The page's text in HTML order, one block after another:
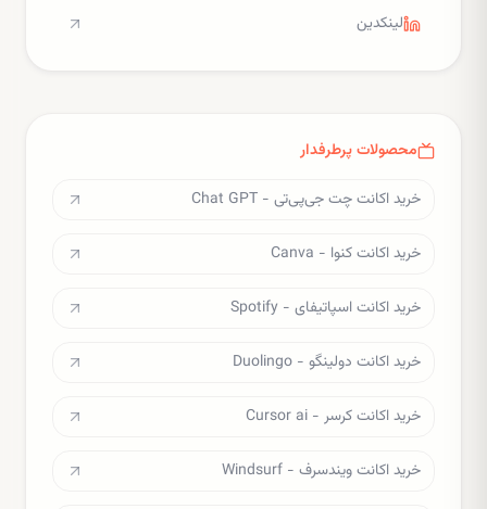
لینکدین
محصولات پرطرفدار
خرید اکانت چت جی‌پی‌تی - Chat GPT
خرید اکانت کنوا - Canva
خرید اکانت اسپاتیفای - Spotify
خرید اکانت دولینگو - Duolingo
خرید اکانت کرسر - Cursor ai
خرید اکانت ویندسرف - Windsurf